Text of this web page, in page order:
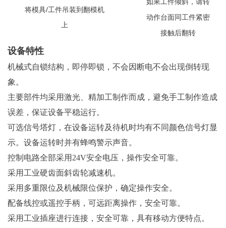
将模具/工件吊装到翻模机
上
如果工件倾斜，请转
动作台面同工件紧密
接触 后翻转
设备特性
机械式自锁结构，即停即锁，不会因断电不会出现倒转现
象。
主要部件均采用激光、精加工制作而成，避免手工制作造成
误差，保证设备平稳运行。
可选信号塔灯，在设备运转及待机时均有不同颜色信号灯显
示。设备运转时并有蜂鸣警示声音。
控制电路全部采用24V安全电压，操作安全可靠。
采用工业硬齿面斜齿轮减速机。
采用多重限位及机械限位保护，确定操作安全。
配备线控或遥控手柄，可远距离操作，安全可靠。
采用工业插座进行连接，安全可靠，具有移动方便特点。